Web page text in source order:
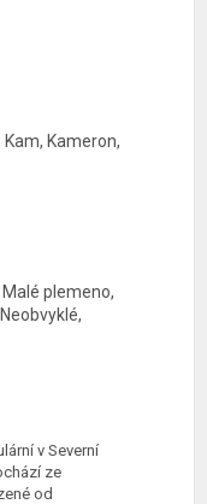
Kameron,
plemeno,
v Severní
ze
od